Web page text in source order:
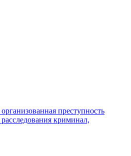
организованная преступность
расследования криминал,